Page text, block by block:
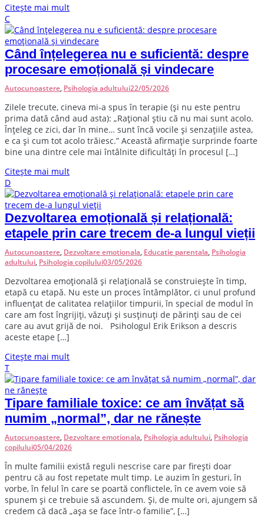
Citește mai mult
C
Când înțelegerea nu e suficientă: despre
procesare emoțională și vindecare
Autocunoastere, Psihologia adultului22/05/2026
Zilele trecute, cineva mi-a spus în terapie (și nu este pentru
prima dată când aud asta): „Rațional știu că nu mai sunt acolo.
Înțeleg ce zici, dar în mine… sunt încă vocile și senzațiile astea,
e ca și cum tot acolo trăiesc.” Această afirmație surprinde foarte
bine una dintre cele mai întâlnite dificultăți în procesul […]
Citește mai mult
D
Dezvoltarea emoțională și relațională:
etapele prin care trecem de-a lungul vieții
Autocunoastere, Dezvoltare emotionala, Educatie parentala, Psihologia
adultului, Psihologia copilului03/05/2026
Dezvoltarea emoțională și relațională se construiește în timp,
etapă cu etapă. Nu este un proces întâmplător, ci unul profund
influențat de calitatea relațiilor timpurii, în special de modul în
care am fost îngrijiți, văzuți și susținuți de părinți sau de cei
care au avut grijă de noi. Psihologul Erik Erikson a descris
aceste etape […]
Citește mai mult
T
Tipare familiale toxice: ce am învățat să
numim „normal”, dar ne rănește
Autocunoastere, Dezvoltare emotionala, Psihologia adultului, Psihologia
copilului05/04/2026
În multe familii există reguli nescrise care par firești doar
pentru că au fost repetate mult timp. Le auzim în gesturi, în
vorbe, în felul în care se poartă conflictele, în ce avem voie să
spunem și ce trebuie să ascundem. Și, de multe ori, ajungem să
credem că dacă „așa se face într-o familie”, […]